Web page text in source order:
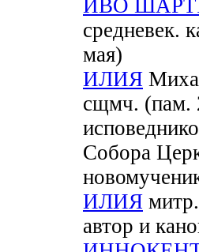
ИВО
средневек.
мая)
ИЛИЯ
сщмч. (пам.
Собора
ИЛИЯ
автор и